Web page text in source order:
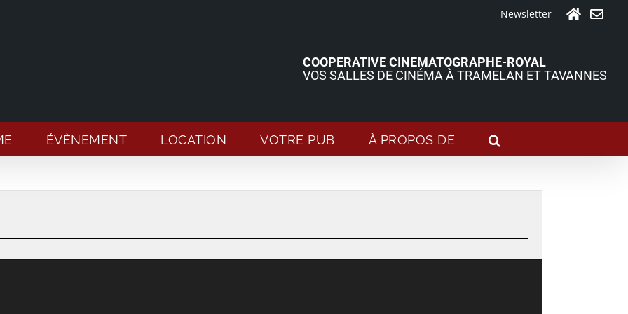
Newsletter
COOPERATIVE CINEMATOGRAPHE-ROYAL
VOS SALLES DE CINÉMA À TRAMELAN ET TAVANNES
ÉVÈNEMENT LOCATION VOTRE PUB À PROPOS DE